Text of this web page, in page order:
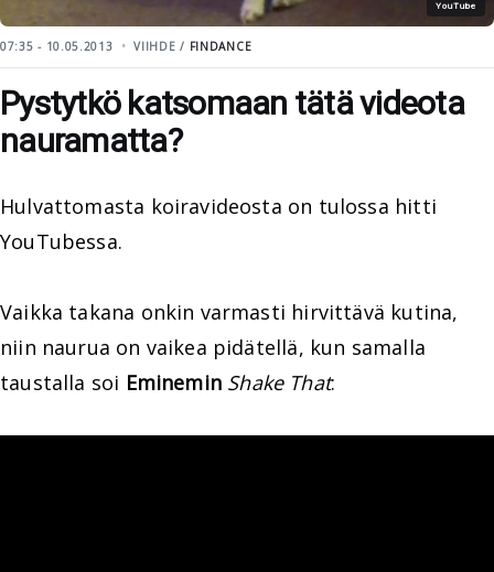
YouTube
07:35 - 10.05.2013 VIIHDE / FINDANCE
Pystytkö katsomaan tätä videota
nauramatta?
Hulvattomasta koiravideosta on tulossa hitti
YouTubessa.
Vaikka takana onkin varmasti hirvittävä kutina,
niin naurua on vaikea pidätellä, kun samalla
taustalla soi Eminemin Shake That: